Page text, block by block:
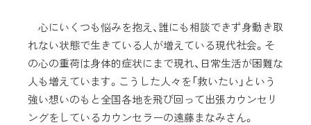
心にいくつも悩みを抱え、誰にも相談できず身動き取
れない状態で生きている人が増えている現代社会。そ
の心の重荷は身体的症状にまで現れ、日常生活が困難な
人も増えています。こうした人々を「救いたい」という
強い想いのもと全国各地を飛び回って出張カウンセリ
ングをしているカウンセラーの遠藤まなみさん。